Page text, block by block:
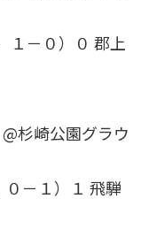
１－０）０ 郡上
@杉崎公園グラウ
０－１）１ 飛騨